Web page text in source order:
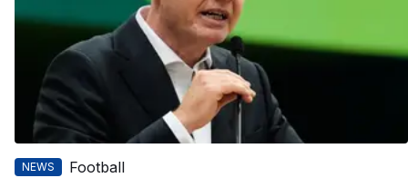
NEWS Football